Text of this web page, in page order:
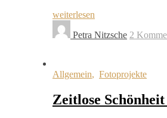
weiterlesen
Petra Nitzsche 2
Allgemein, Fotoprojekte
Zeitlose